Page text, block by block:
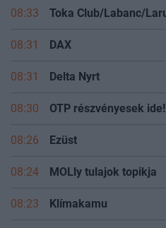
08:33
08:31 DAX
08:31 Delta Nyrt
08:30 OTP részvényesek ide!
08:26 Ezüst
08:24 MOLly tulajok topikja
08:23 Klímakamu